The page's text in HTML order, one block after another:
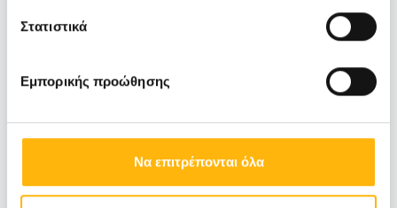
Στατιστικά
Εμπορικής προώθησης
Να επιτρέπονται όλα